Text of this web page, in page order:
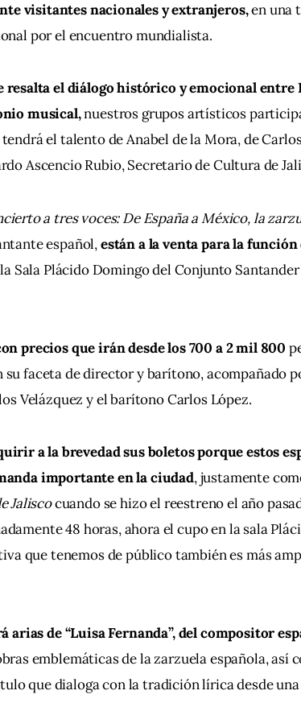
visitantes nacionales y extranjeros, en una
por el encuentro mundialista.
resalta el diálogo histórico y emocional entre
musical, nuestros grupos artísticos
el talento de Anabel de la Mora, de
Ascencio Rubio, Secretario de Cultura de
a tres voces: De España a México, la
español, están a la venta para la
Sala Plácido Domingo del Conjunto
precios que irán desde los 700 a 2 mil 800
su faceta de director y barítono, acompañado
Velázquez y el barítono Carlos López.
a la brevedad sus boletos porque estos
importante en la ciudad, justamente
Jalisco cuando se hizo el reestreno el año
48 horas, ahora el cupo en la sala
que tenemos de público también es más
de “Luisa Fernanda”, del compositor
emblemáticas de la zarzuela española, así
que dialoga con la tradición lírica desde